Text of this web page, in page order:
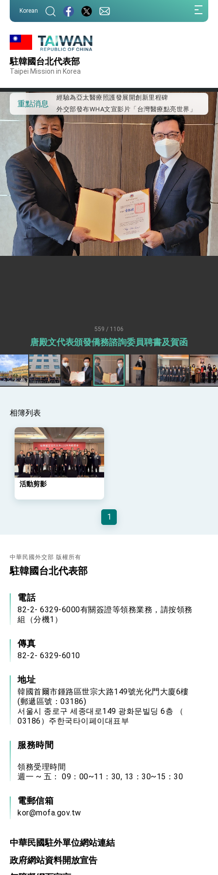
Korean
駐韓國台北代表部
Taipei Mission in Korea
重點消息
外交部重要言論
我國政府將在美國亞利桑納州設立「駐鳳凰城辦
事處」，進一步深化台美交流合作
經驗為亞太醫療照護發展開創新里程碑
外交部發布WHA文宣影片「台灣醫療點亮世界」
及「台灣智慧醫療與健康產業展」預告短片，向
世界展現台灣守護全球健康的創新能量
總統出訪史瓦帝尼返國談話 強調臺灣人有權利
走向世界 盼與理念相近國家共同維護國際秩序
堅定走向世界 賴總統抵達史瓦帝尼王國進行國是
訪問
總統與五院院長新春茶敘 盼化分歧為團結、為
國家邁出合作第一步
總統農曆春節談話
台美貿易協議完成簽署達成6大目標、創5大歷史
性突破 總統強調將以3大面向加速臺灣經濟轉型
升級 籲請立院全力支持並盡速通過
臺美簽署「對等貿易協定」確立對等關稅15%且不
疊加 我輸美2072項產品豁免對等關稅
總統接受「法新社」（AFP）專訪內容
外交部長林佳龍於《外交事務》撰文指出：自由
訪問團
外交部長林佳龍接見美國智庫「德國馬歇爾基金
會」訪問團一行，深化跨大西洋戰略夥伴關係
臺美經貿談判獲階段性成果 卓揆期勉爭取時間完
成「臺美對等貿易協定」簽署
外交部長林佳龍主持第35次「參與亞太經濟合作
策略小組」跨部會會議
民調顯示多數國人滿意政府外交表現，高度支持
「總合外交」與台歐美日關係深化
總統以「韌性之島，希望之光」為題發表2026新
年談話
會 強調以實力守護台海和平 以決心掌握國家
變局中 奮起的新臺灣 總統發表國慶演說
賴總統就職演說影片
總統重要談話
我國政府將在美國亞利桑納州設立「駐鳳凰城辦
事處」，進一步深化台美交流合作
559 / 1106
唐殿文代表頒發僑務諮詢委員聘書及賀函
相簿列表
活動剪影
1
中華民國外交部 版權所有
駐韓國台北代表部
電話
82-2- 6329-6000有關簽證等領務業務，請按領務
組（分機1）
傳真
82-2- 6329-6010
地址
韓國首爾市鍾路區世宗大路149號光化門大廈6樓
(郵遞區號：03186)
서울시 종로구 세종대로149 광화문빌딩 6층 （
03186）주한국타이페이대표부
服務時間
領務受理時間
週一 ~ 五： 09：00~11：30, 13：30~15：30
電郵信箱
kor@mofa.gov.tw
中華民國駐外單位網站連結
政府網站資料開放宣告